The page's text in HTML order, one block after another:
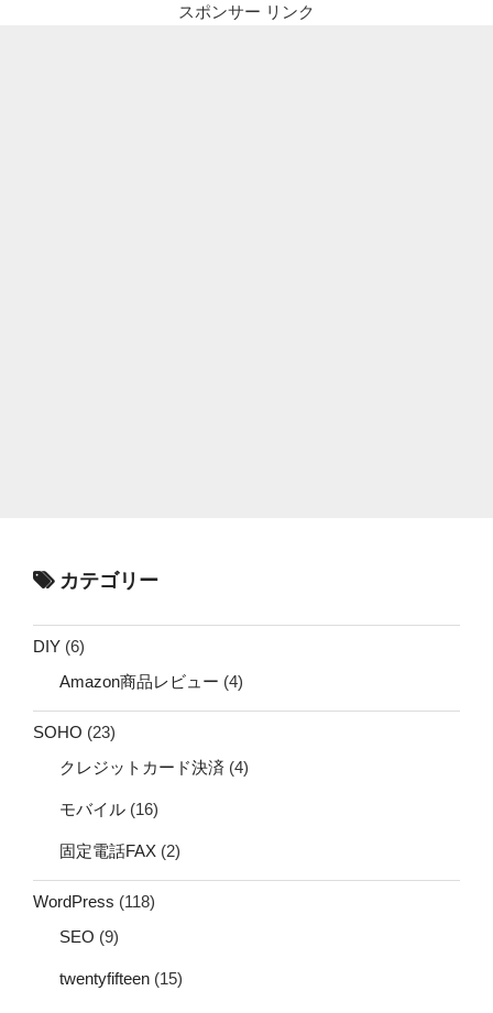
スポンサー リンク
カテゴリー
DIY (6)
Amazon商品レビュー (4)
SOHO (23)
クレジットカード決済 (4)
モバイル (16)
固定電話FAX (2)
WordPress (118)
SEO (9)
twentyfifteen (15)